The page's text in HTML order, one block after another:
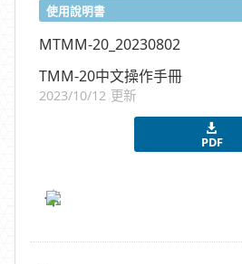
使用說明書
MTMM-20_20230802
TMM-20中文操作手冊
2023/10/12 更新
PDF